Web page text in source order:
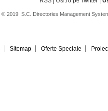
© 2019 S.C. Directories Management
Sitemap Oferte Speciale